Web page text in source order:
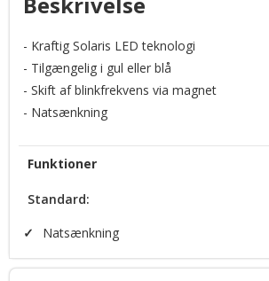
MagnetSelect™
- Kraftig Solaris LED teknologi
- Tilgængelig i gul eller blå
- Skift af blinkfrekvens via magnet
- Natsænkning
Funktioner
Standard:
✓
Natsænkning